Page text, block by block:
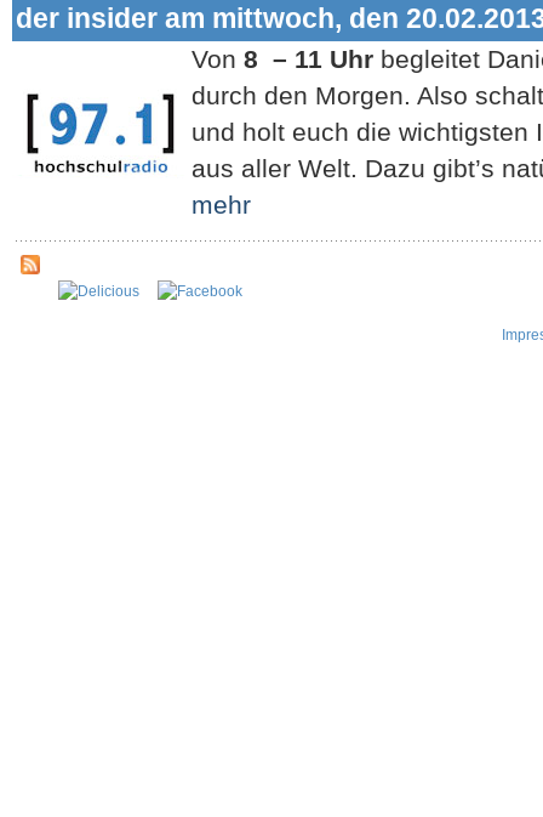
der insider am mittwoch, den
Von 8 – 11 Uhr begleitet
durch den Morgen. Also
und holt euch die wichtigsten
aus aller Welt. Dazu gibt’s
mehr